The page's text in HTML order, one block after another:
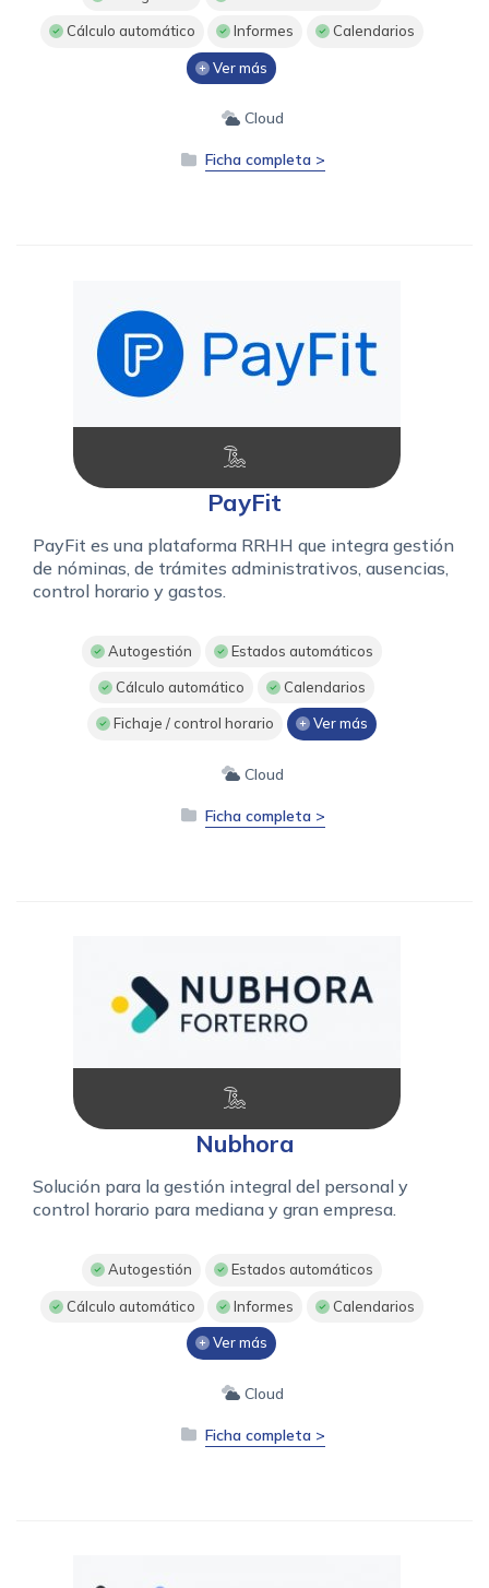
Cálculo automático Informes Calendarios
Ver más
Cloud
Ficha completa >
PayFit
PayFit es una plataforma RRHH que integra gestión
de nóminas, de trámites administrativos, ausencias,
control horario y gastos.
Autogestión Estados automáticos
Cálculo automático Calendarios
Fichaje / control horario Ver más
Cloud
Ficha completa >
Nubhora
Solución para la gestión integral del personal y
control horario para mediana y gran empresa.
Autogestión Estados automáticos
Cálculo automático Informes Calendarios
Ver más
Cloud
Ficha completa >